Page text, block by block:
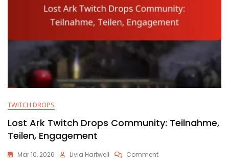
TWITCH DROPS
Lost Ark Twitch Drops Community: Teilnahme,
Teilen, Engagement
Mar 10, 2026 Livia Hartwell CommentOn